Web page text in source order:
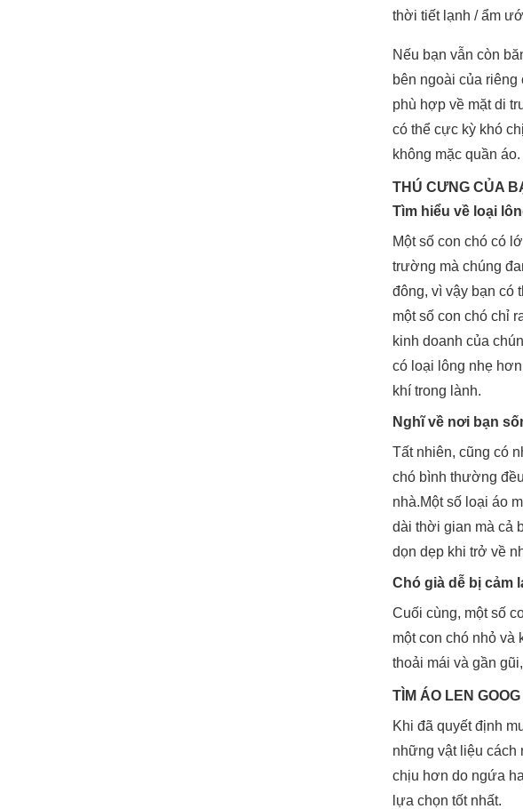
thời tiết lạnh / ẩm
Nếu bạn vẫn còn
bên ngoài của
phù hợp về mặt di
có thể cực kỳ khó
không mặc quần áo.
THÚ CƯNG CỦA
Tìm hiểu về loại
Một số con chó có
trường mà chúng
đông, vì vậy bạn có
một số con chó chỉ
kinh doanh của
có loại lông nhẹ
khí trong lành.
Nghĩ về nơi bạn
Tất nhiên, cũng có
chó bình thường
nhà.Một số loại áo
dài thời gian mà cả
dọn dẹp khi trở về
Chó già dễ bị cảm
Cuối cùng, một số
một con chó nhỏ và
thoải mái và gần
TÌM ÁO LEN
Khi đã quyết định
những vật liệu cách
chịu hơn do ngứa
lựa chọn tốt nhất.